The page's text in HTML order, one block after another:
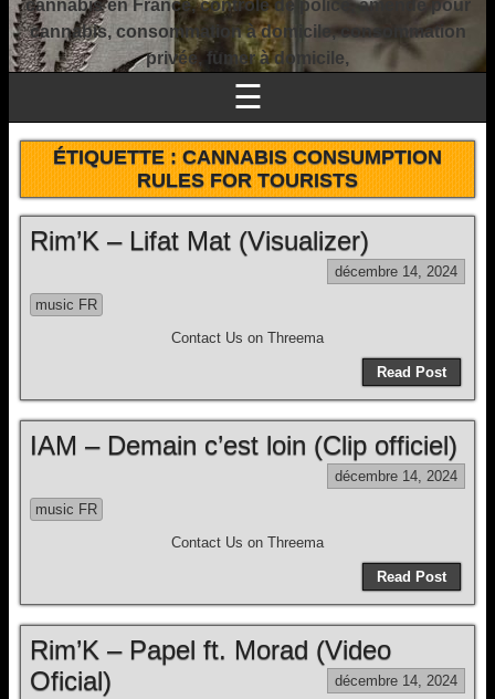
cannabis en France, contrôle de police, amende pour
cannabis, consommation à domicile, consommation
privée, fumer à domicile,
☰
ÉTIQUETTE :CANNABIS CONSUMPTION
RULES FOR TOURISTS
Rim’K – Lifat Mat (Visualizer)
décembre 14, 2024
music FR
Contact Us on Threema
Read Post
IAM – Demain c’est loin (Clip officiel)
décembre 14, 2024
music FR
Contact Us on Threema
Read Post
Rim’K – Papel ft. Morad (Video
Oficial)
décembre 14, 2024